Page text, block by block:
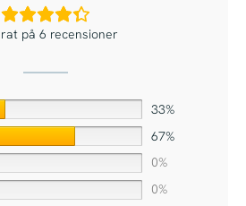
på 6 recensioner
33%
67%
0%
0%